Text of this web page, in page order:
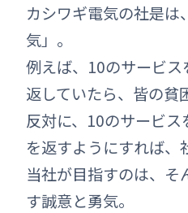
カシワギ電気の社是は
気」。
例えば、10のサービ
返していたら、皆の貧
反対に、10のサービ
を返すようにすれば、
当社が目指すのは、
す誠意と勇気。